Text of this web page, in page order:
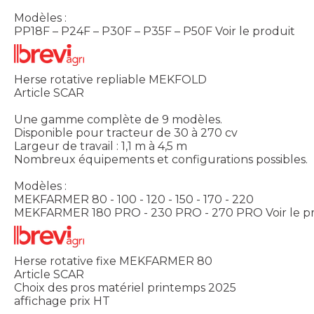
Modèles :
PP18F – P24F – P30F – P35F – P50F Voir le produit
Herse rotative repliable MEKFOLD
Article SCAR
Une gamme complète de 9 modèles.
Disponible pour tracteur de 30 à 270 cv
Largeur de travail : 1,1 m à 4,5 m
Nombreux équipements et configurations possibles.
Modèles :
MEKFARMER 80 - 100 - 120 - 150 - 170 - 220
MEKFARMER 180 PRO - 230 PRO - 270 PRO Voir le
Herse rotative fixe MEKFARMER 80
Article SCAR
Choix des pros matériel printemps 2025
affichage prix HT